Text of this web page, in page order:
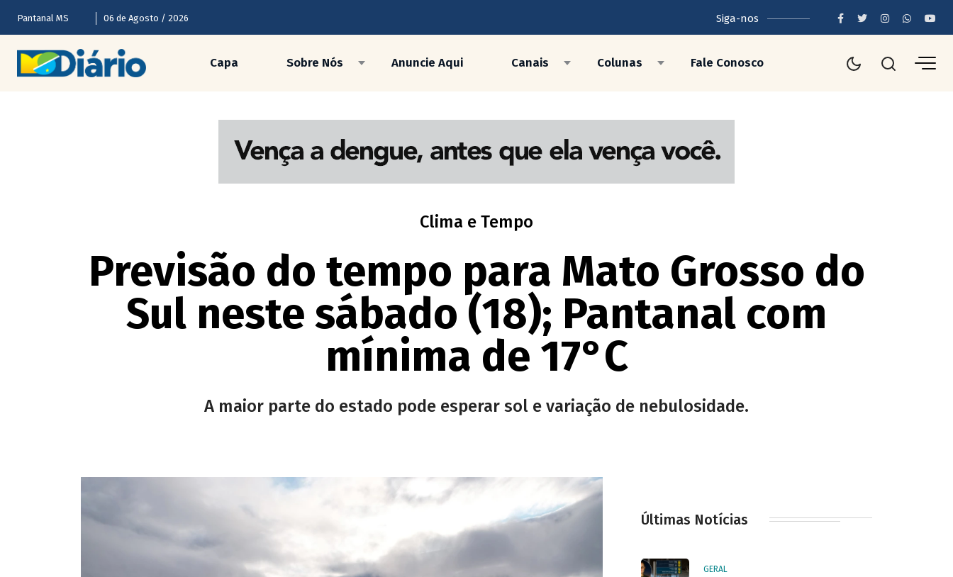
Pantanal MS 06 de Agosto / 2026 Siga-nos
Capa Sobre Nós Anuncie Aqui Canais Colunas Fale Conosco
Clima e Tempo
Previsão do tempo para Mato Grosso do
Sul neste sábado (18); Pantanal com
mínima de 17°C
A maior parte do estado pode esperar sol e variação de nebulosidade.
Últimas Notícias
GERAL